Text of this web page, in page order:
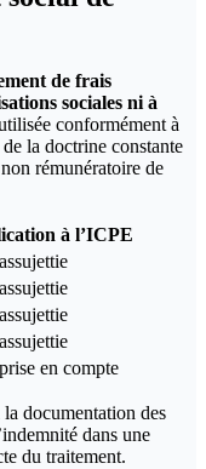
de frais
sociales ni à
conformément à
la doctrine constante
rémunératoire de
à l’ICPE
en compte
documentation des
dans une
du traitement.